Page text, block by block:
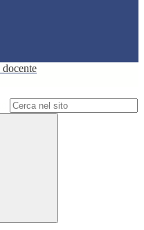
docente